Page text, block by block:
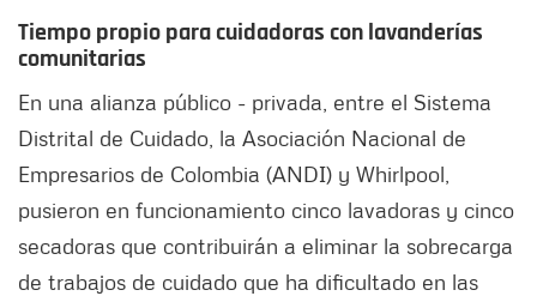
Tiempo propio para cuidadoras con lavanderías
comunitarias
En una alianza público - privada, entre el Sistema
Distrital de Cuidado, la Asociación Nacional de
Empresarios de Colombia (ANDI) y Whirlpool,
pusieron en funcionamiento cinco lavadoras y cinco
secadoras que contribuirán a eliminar la sobrecarga
de trabajos de cuidado que ha dificultado en las